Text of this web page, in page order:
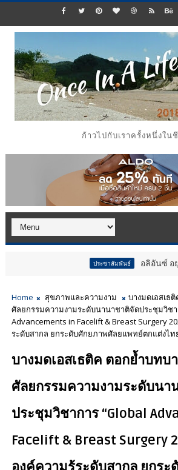
ก้าวไปกับเราครั้งหนึ่งใน
อลิอันซ์ อยุธยา คว้าร
Home สุขภาพและความงาม
บางมดเอสเธ
ศัลยกรรมความงามระดับนานาชาติจัดประชุมวิชา
Advancements in Facelift & Breast Surgery
ระดับสากล ยกระดับศักยภาพศัลยแพทย์ตกแต่งไท
บางมดเอสเธติค ตอกย้ำบทบ
ศัลยกรรมความงามระดับนา
ประชุมวิชาการ “Global
Facelift & Breast Surgery